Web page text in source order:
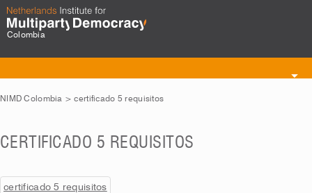
Colombia
Toggle
navigation
NIMD Colombia >certificado 5 requisitos
CERTIFICADO 5 REQUISITOS
certificado 5 requisitos